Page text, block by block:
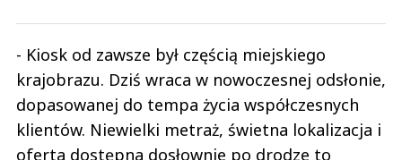
- Kiosk od zawsze był częścią miejskiego
krajobrazu. Dziś wraca w nowoczesnej odsłonie,
dopasowanej do tempa życia współczesnych
klientów. Niewielki metraż, świetna lokalizacja i
oferta dostępna dosłownie po drodze to